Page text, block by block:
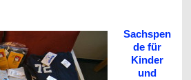
Sachspen
de für
Kinder
und